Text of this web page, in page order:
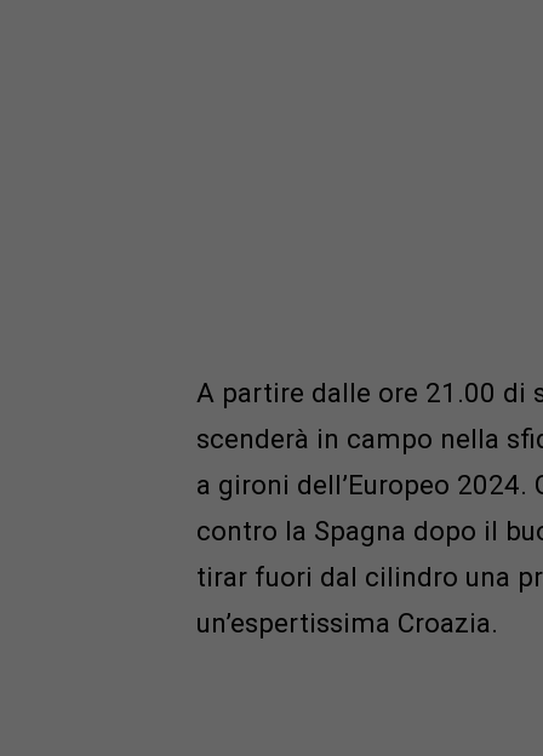
A partire dalle ore 21.00 di
scenderà in campo nella
a gironi dell’Europeo
contro la Spagna dopo il
tirar fuori dal cilindro una
un’espertissima Croazia.